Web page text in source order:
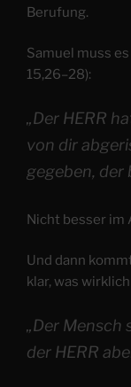
Berufung.
Samuel muss es
15,26–28):
„Der HERR
von dir
gegeben, der
Nicht besser im
Und dann
klar, was
„Der Mensch
der HERR